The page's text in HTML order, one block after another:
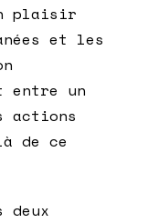
plaisir
et les
entre un
actions
de ce
deux